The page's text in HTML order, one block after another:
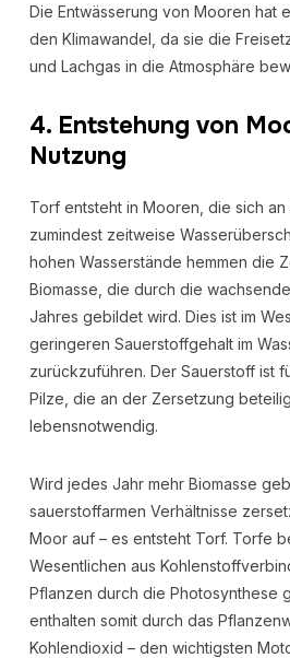
Die Entwässerung von Mooren hat
den Klimawandel, da sie die
und Lachgas in die Atmosphäre
4. Entstehung von
Nutzung
Torf entsteht in Mooren, die sich
zumindest zeitweise
hohen Wasserstände hemmen die
Biomasse, die durch die
Jahres gebildet wird. Dies ist im
geringeren Sauerstoffgehalt im
zurückzuführen. Der Sauerstoff ist
Pilze, die an der Zersetzung
lebensnotwendig.
Wird jedes Jahr mehr Biomasse
sauerstoffarmen Verhältnisse
Moor auf – es entsteht Torf. Torfe
Wesentlichen aus
Pflanzen durch die Photosynthese
enthalten somit durch das
Kohlendioxid – den wichtigsten